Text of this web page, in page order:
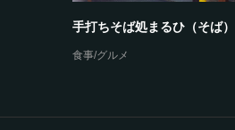
手打ちそば処まるひ（そば）
食事/グルメ